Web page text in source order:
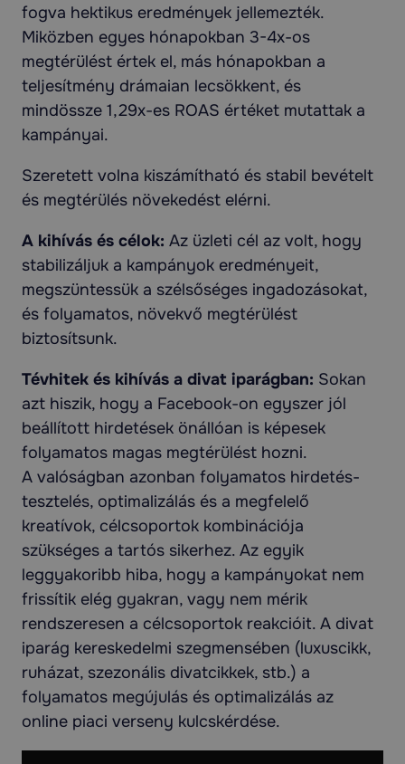
fogva hektikus eredmények jellemezték.
Miközben egyes hónapokban 3-4x-os
megtérülést értek el, más hónapokban a
teljesítmény drámaian lecsökkent, és
mindössze 1,29x-es ROAS értéket mutattak a
kampányai.
Szeretett volna kiszámítható és stabil bevételt
és megtérülés növekedést elérni.
A kihívás és célok: Az üzleti cél az volt, hogy
stabilizáljuk a kampányok eredményeit,
megszüntessük a szélsőséges ingadozásokat,
és folyamatos, növekvő megtérülést
biztosítsunk.
Tévhitek és kihívás a divat iparágban: Sokan
azt hiszik, hogy a Facebook-on egyszer jól
beállított hirdetések önállóan is képesek
folyamatos magas megtérülést hozni.
A valóságban azonban folyamatos hirdetés-
tesztelés, optimalizálás és a megfelelő
kreatívok, célcsoportok kombinációja
szükséges a tartós sikerhez. Az egyik
leggyakoribb hiba, hogy a kampányokat nem
frissítik elég gyakran, vagy nem mérik
rendszeresen a célcsoportok reakcióit. A divat
iparág kereskedelmi szegmensében (luxuscikk,
ruházat, szezonális divatcikkek, stb.) a
folyamatos megújulás és optimalizálás az
online piaci verseny kulcskérdése.